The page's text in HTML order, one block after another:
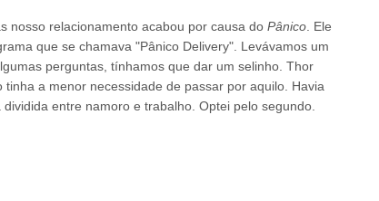
nosso relacionamento acabou por causa do Pânico . Ele
que se chamava "Pânico Delivery". Levávamos um
perguntas, tínhamos que dar um selinho. Thor
a menor necessidade de passar por aquilo. Havia
entre namoro e trabalho. Optei pelo segundo.